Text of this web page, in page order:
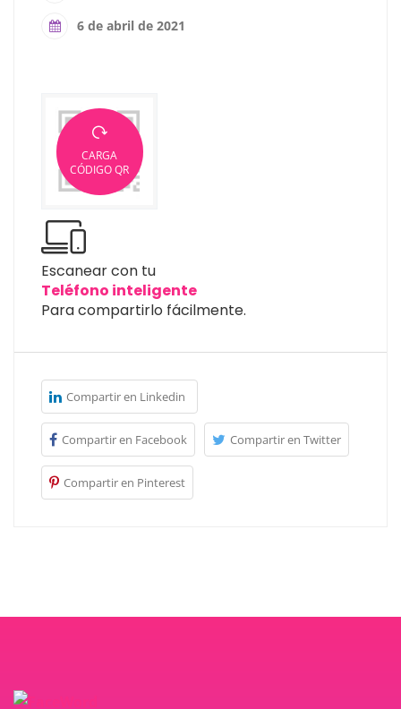
6 de abril de 2021
CARGA
CÓDIGO QR
Escanear con tu
Teléfono inteligente
Para compartirlo fácilmente.
Compartir en Linkedin
Compartir en Facebook Compartir en Twitter
Compartir en Pinterest